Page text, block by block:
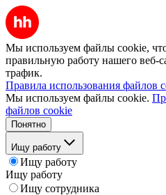
Мы используем файлы cookie,
правильную работу нашего веб-
трафик.
Правила использования файлов
Мы используем файлы cookie.
файлов cookie
Понятно
Ищу работу
Ищу работу
Ищу работу
Ищу сотрудника